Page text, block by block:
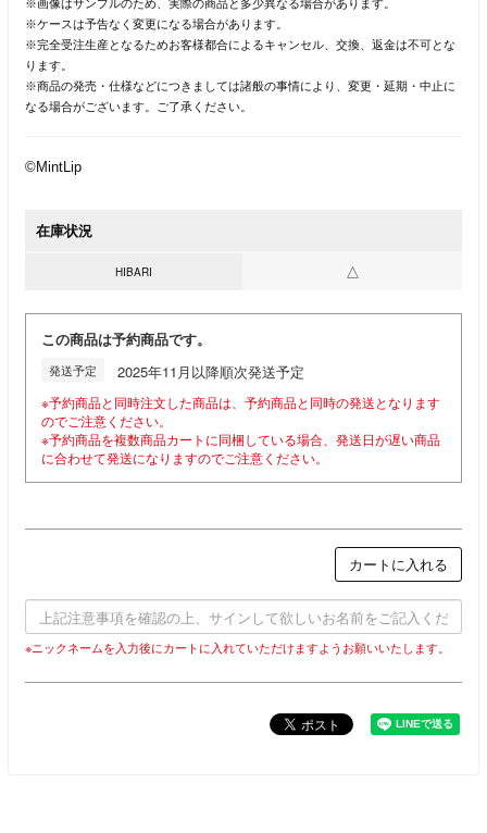
※画像はサンプルのため、実際の商品と多少異なる場合があります。
※ケースは予告なく変更になる場合があります。
※完全受注生産となるためお客様都合によるキャンセル、交換、返金は不可とな
ります。
※商品の発売・仕様などにつきましては諸般の事情により、変更・延期・中止に
なる場合がございます。ご了承ください。
©MintLip
在庫状況
HIBARI △
この商品は予約商品です。
発送予定 2025年11月以降順次発送予定
※予約商品と同時注文した商品は、予約商品と同時の発送となります
のでご注意ください。
※予約商品を複数商品カートに同梱している場合、発送日が遅い商品
に合わせて発送になりますのでご注意ください。
カートに入れる
※ニックネームを入力後にカートに入れていただけますようお願いいたします。